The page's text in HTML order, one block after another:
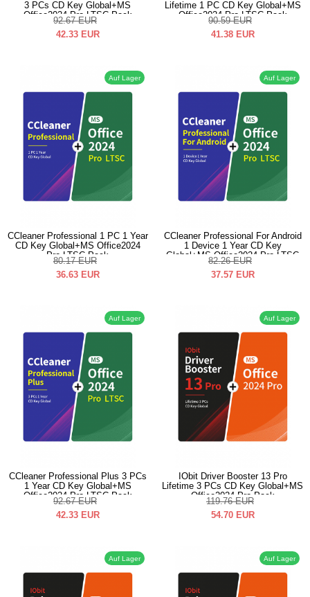
3 PCs CD Key Global+MS
Office2024 Pro LTSC Pack
92.67 EUR
42.33 EUR
Lifetime 1 PC CD Key Global+MS
Office2024 Pro LTSC Pack
90.59 EUR
41.38 EUR
Auf Lager
CCleaner Professional 1 PC 1 Year
CD Key Global+MS Office2024
Pro LTSC Pack
80.17 EUR
36.63 EUR
Auf Lager
CCleaner Professional For Android
1 Device 1 Year CD Key
Global+MS Office2024 Pro LTSC
Pack
82.26 EUR
37.57 EUR
Auf Lager
CCleaner Professional Plus 3 PCs
1 Year CD Key Global+MS
Office2024 Pro LTSC Pack
92.67 EUR
42.33 EUR
Auf Lager
IObit Driver Booster 13 Pro
Lifetime 3 PCs CD Key Global+MS
Office2024 Pro Pack
119.76 EUR
54.70 EUR
Auf Lager Auf Lager